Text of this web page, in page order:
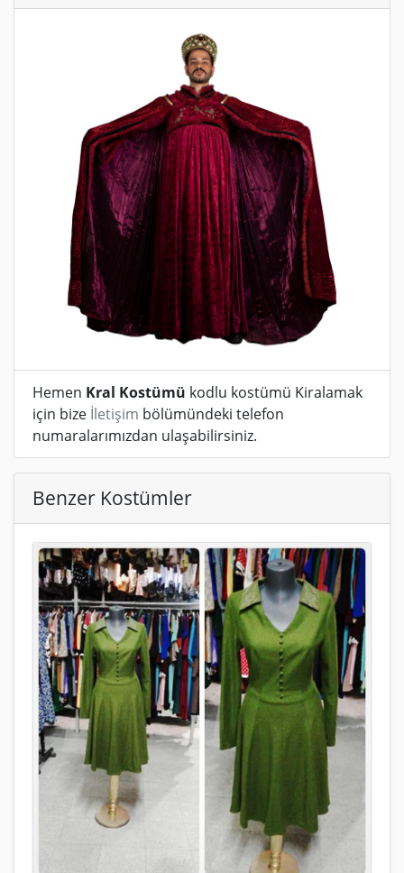
Hemen Kral Kostümü kodlu kostümü Kiralamak
için bize İletişim bölümündeki telefon
numaralarımızdan ulaşabilirsiniz.
Benzer Kostümler